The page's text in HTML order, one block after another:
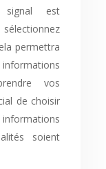
est
permettra
vos
de choisir
soient